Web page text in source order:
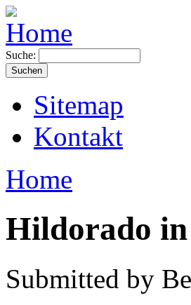
Suche:
Sitemap
Kontakt
Home
Hildorado
Submitted by